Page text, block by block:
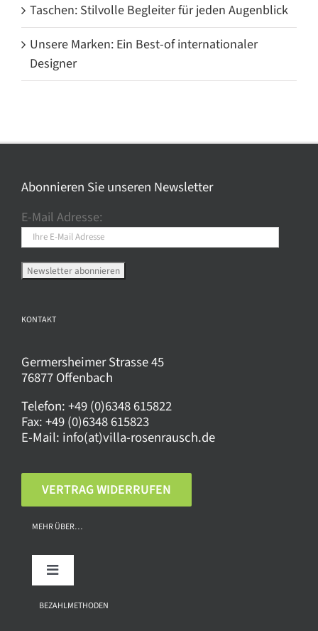
Taschen: Stilvolle Begleiter für jeden Augenblick
Unsere Marken: Ein Best-of internationaler
Designer
Abonnieren Sie unseren Newsletter
E-Mail Adresse:
KONTAKT
Germersheimer Strasse 45
76877 Offenbach
Telefon:+49 (0)6348 615822
Fax:+49 (0)6348 615823
E-Mail: info(at)villa-rosenrausch.de
VERTRAG WIDERRUFEN
MEHR ÜBER…
Toggle
Über uns
BEZAHLMETHODEN